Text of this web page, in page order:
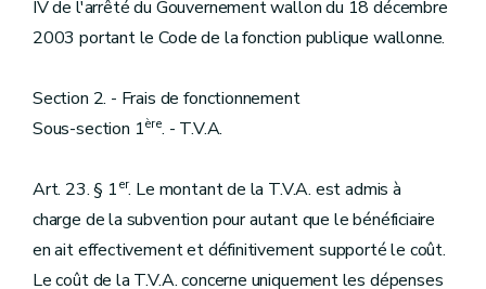
IV de l'arrêté du Gouvernement wallon du 18 décembre
2003 portant le Code de la fonction publique wallonne.
Section 2. - Frais de fonctionnement
Sous-section 1ère. - T.V.A.
Art. 23. § 1er. Le montant de la T.V.A. est admis à
charge de la subvention pour autant que le bénéficiaire
en ait effectivement et définitivement supporté le coût.
Le coût de la T.V.A. concerne uniquement les dépenses